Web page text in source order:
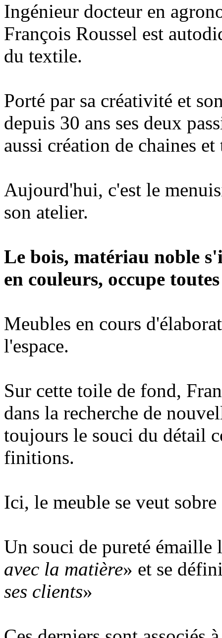
Ingénieur docteur en
François Roussel est
du textile.
Porté par sa créativité et
depuis 30 ans ses deux
aussi création de chaines
Aujourd'hui, c'est le
son atelier.
Le bois, matériau noble
en couleurs, occupe
Meubles en cours
l'espace.
Sur cette toile de fond,
dans la recherche de
toujours le souci du détail
finitions.
Ici, le meuble se veut
Un souci de pureté
avec la matière» et se
ses clients»